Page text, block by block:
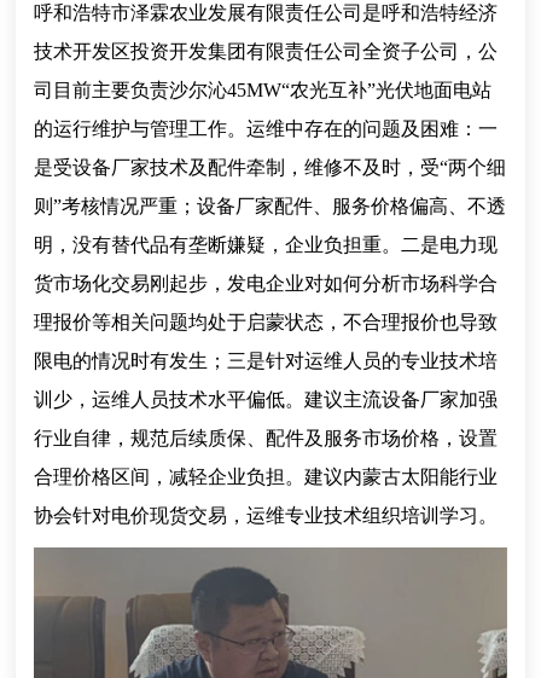
呼和浩特市泽霖农业发展有限责任公司是呼和浩特经济
技术开发区投资开发集团有限责任公司全资子公司，公
司目前主要负责沙尔沁45MW“农光互补”光伏地面电站
的运行维护与管理工作。运维中存在的问题及困难：一
是受设备厂家技术及配件牵制，维修不及时，受“两个细
则”考核情况严重；设备厂家配件、服务价格偏高、不透
明，没有替代品有垄断嫌疑，企业负担重。二是电力现
货市场化交易刚起步，发电企业对如何分析市场科学合
理报价等相关问题均处于启蒙状态，不合理报价也导致
限电的情况时有发生；三是针对运维人员的专业技术培
训少，运维人员技术水平偏低。建议主流设备厂家加强
行业自律，规范后续质保、配件及服务市场价格，设置
合理价格区间，减轻企业负担。建议内蒙古太阳能行业
协会针对电价现货交易，运维专业技术组织培训学习。